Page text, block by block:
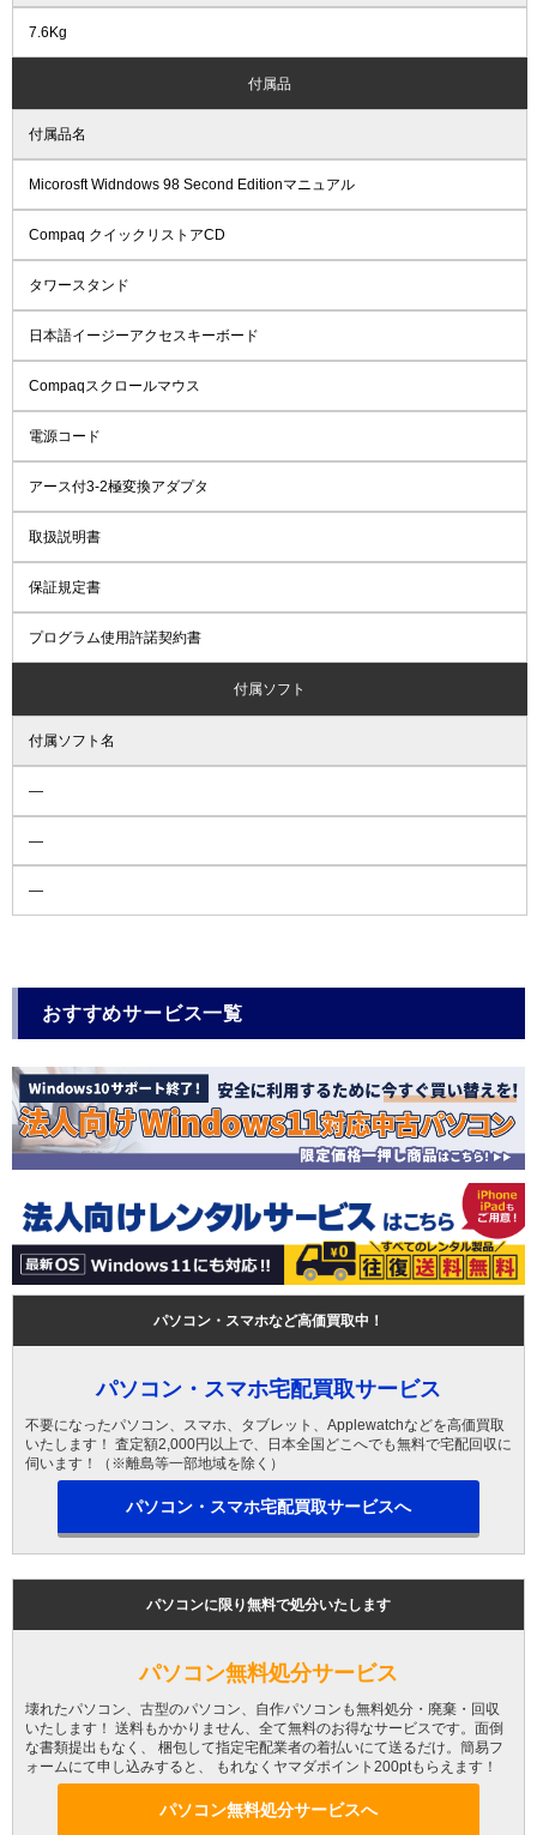
7.6Kg
付属品
付属品名
Micorosft Widndows 98 Second Editionマニュアル
Compaq クイックリストアCD
タワースタンド
日本語イージーアクセスキーボード
Compaqスクロールマウス
電源コード
アース付3-2極変換アダプタ
取扱説明書
保証規定書
プログラム使用許諾契約書
付属ソフト
付属ソフト名
―
―
―
おすすめサービス一覧
パソコン・スマホなど高価買取中！
パソコン・スマホ宅配買取サービス
不要になったパソコン、スマホ、タブレット、Applewatchなどを高価買取
いたします！ 査定額2,000円以上で、日本全国どこへでも無料で宅配回収に
伺います！（※離島等一部地域を除く）
パソコン・スマホ宅配買取サービスへ
パソコンに限り無料で処分いたします
パソコン無料処分サービス
壊れたパソコン、古型のパソコン、自作パソコンも無料処分・廃棄・回収
いたします！ 送料もかかりません、全て無料のお得なサービスです。面倒
な書類提出もなく、 梱包して指定宅配業者の着払いにて送るだけ。簡易フ
ォームにて申し込みすると、 もれなくヤマダポイント200ptもらえます！
パソコン無料処分サービスへ